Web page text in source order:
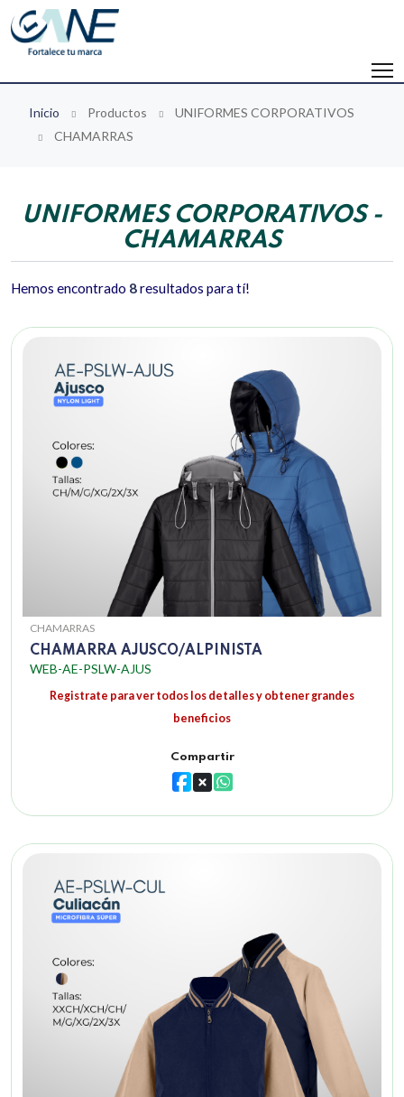
Inicio Productos
UNIFORMES CORPORATIVOS
CHAMARRAS
UNIFORMES CORPORATIVOS -
CHAMARRAS
Hemos encontrado 8resultados para tí!
CHAMARRAS
CHAMARRA AJUSCO/ALPINISTA
WEB-AE-PSLW-AJUS
Registrate para ver todos los detalles y obtener grandes
beneficios
Compartir